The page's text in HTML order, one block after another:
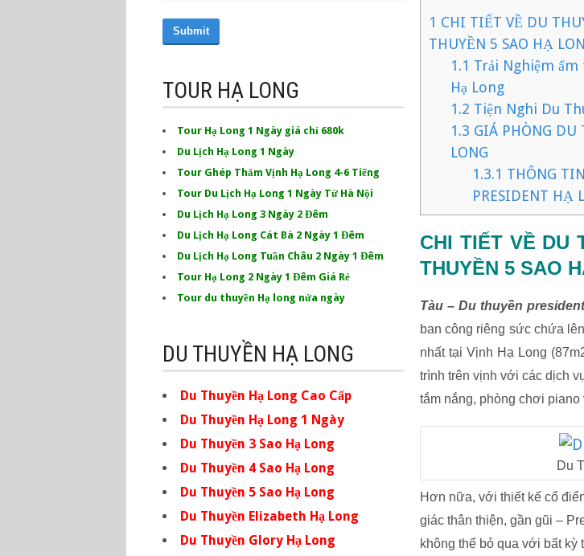
1 CHI TIẾT VỀ DU
THUYỀN 5 SAO HẠ
1.1 Trải Nghiệm
Hạ Long
1.2 Tiện Nghi Du
1.3 GIÁ PHÒNG DU
LONG
1.3.1 THÔNG
PRESIDENT HẠ
CHI TIẾT VỀ DU
THUYỀN 5 SAO
Tàu – Du thuyền
ban công riêng sức chứa
nhất tại Vịnh Hạ Long
trình trên vịnh với các dịch
tắm nắng, phòng chơi piano
Du
Hơn nữa, với thiết kế cổ
giác thân thiện, gần gũi –
không thể bỏ qua với bất
Submit
TOUR HẠ LONG
Tour Hạ Long 1 Ngày giá chỉ 680k
Du Lịch Hạ Long 1 Ngày
Tour Ghép Thăm Vịnh Hạ Long 4-6 Tiếng
Tour Du Lịch Hạ Long 1 Ngày Từ Hà Nội
Du Lịch Hạ Long 3 Ngày 2 Đêm
Du Lịch Hạ Long Cát Bà 2 Ngày 1 Đêm
Du Lịch Hạ Long Tuần Châu 2 Ngày 1 Đêm
Tour Hạ Long 2 Ngày 1 Đêm Giá Rẻ
Tour du thuyền Hạ long nửa ngày
DU THUYỀN HẠ LONG
Du Thuyền Hạ Long Cao Cấp
Du Thuyền Hạ Long 1 Ngày
Du Thuyền 3 Sao Hạ Long
Du Thuyền 4 Sao Hạ Long
Du Thuyền 5 Sao Hạ Long
Du Thuyền Elizabeth Hạ Long
Du Thuyền Glory Hạ Long